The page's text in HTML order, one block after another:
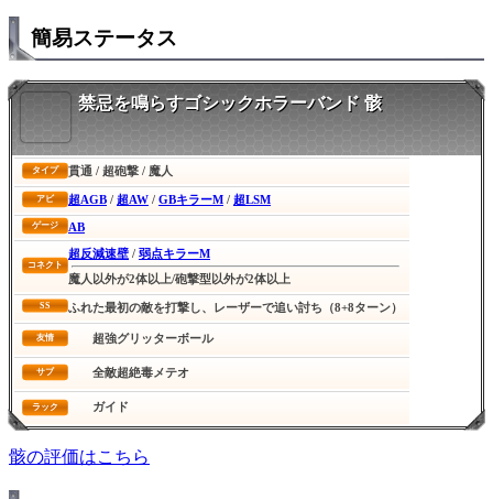
簡易ステータス
禁忌を鳴らすゴシックホラーバンド 骸
タイプ 貫通 / 超砲撃 / 魔人
アビ 超AGB / 超AW / GBキラーM / 超LSM
ゲージ AB
コネクト
超反減速壁 / 弱点キラーM
魔人以外が2体以上/砲撃型以外が2体以上
SS ふれた最初の敵を打撃し、レーザーで追い討ち（8+8ターン）
友情 超強グリッターボール
サブ 全敵超絶毒メテオ
ラック ガイド
骸の評価はこちら